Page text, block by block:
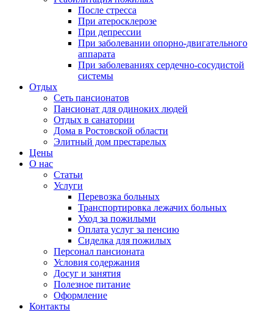
После стресса
При атеросклерозе
При депрессии
При заболевании опорно-двигательного
аппарата
При заболеваниях сердечно-сосудистой
системы
Отдых
Сеть пансионатов
Пансионат для одиноких людей
Отдых в санатории
Дома в Ростовской области
Элитный дом престарелых
Цены
О нас
Статьи
Услуги
Перевозка больных
Транспортировка лежачих больных
Уход за пожилыми
Оплата услуг за пенсию
Сиделка для пожилых
Персонал пансионата
Условия содержания
Досуг и занятия
Полезное питание
Оформление
Контакты